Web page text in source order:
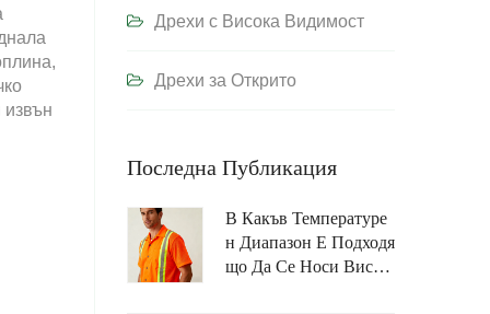
извън
Дрехи с Висока Видимост
Дрехи за Открито
Последна Публикация
В Какъв Температуре
Н Диапазон Е Подходя
Що Да Се Носи Висок